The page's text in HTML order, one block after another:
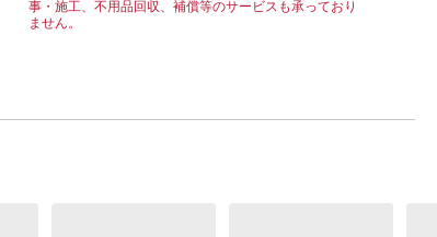
事・施工、不用品回収、補償等のサービスも承っており
ません。